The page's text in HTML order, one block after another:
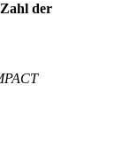
der